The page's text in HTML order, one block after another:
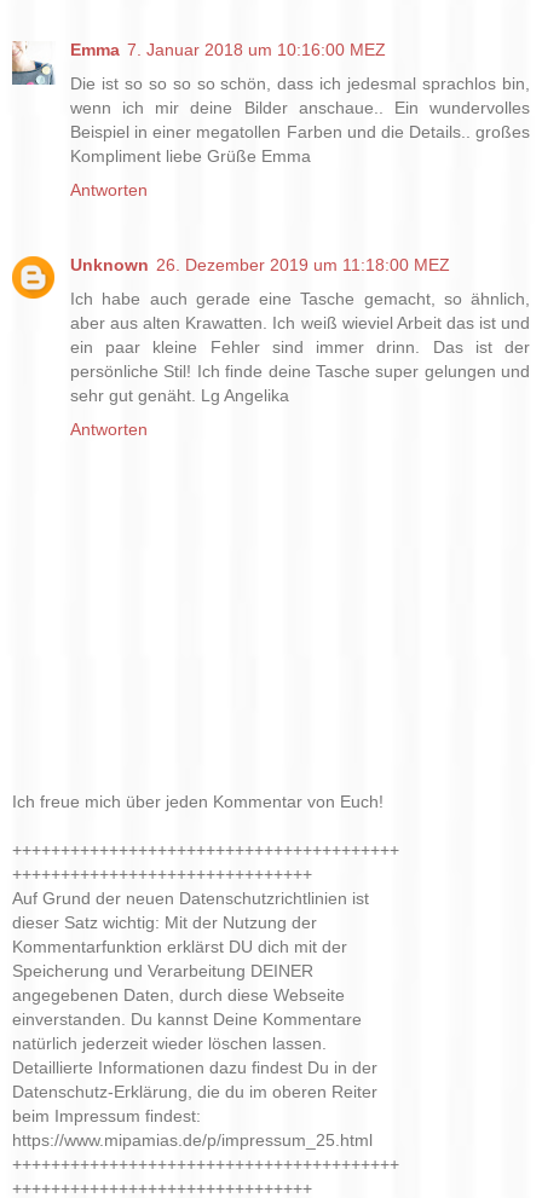
Emma 7. Januar 2018 um 10:16:00 MEZ
Die ist so so so so schön, dass ich jedesmal sprachlos bin,
wenn ich mir deine Bilder anschaue.. Ein wundervolles
Beispiel in einer megatollen Farben und die Details.. großes
Kompliment liebe Grüße Emma
Antworten
Unknown 26. Dezember 2019 um 11:18:00 MEZ
Ich habe auch gerade eine Tasche gemacht, so ähnlich,
aber aus alten Krawatten. Ich weiß wieviel Arbeit das ist und
ein paar kleine Fehler sind immer drinn. Das ist der
persönliche Stil! Ich finde deine Tasche super gelungen und
sehr gut genäht. Lg Angelika
Antworten
Ich freue mich über jeden Kommentar von Euch!
++++++++++++++++++++++++++++++++++++++++
+++++++++++++++++++++++++++++++
Auf Grund der neuen Datenschutzrichtlinien ist
dieser Satz wichtig: Mit der Nutzung der
Kommentarfunktion erklärst DU dich mit der
Speicherung und Verarbeitung DEINER
angegebenen Daten, durch diese Webseite
einverstanden. Du kannst Deine Kommentare
natürlich jederzeit wieder löschen lassen.
Detaillierte Informationen dazu findest Du in der
Datenschutz-Erklärung, die du im oberen Reiter
beim Impressum findest:
https://www.mipamias.de/p/impressum_25.html
++++++++++++++++++++++++++++++++++++++++
+++++++++++++++++++++++++++++++